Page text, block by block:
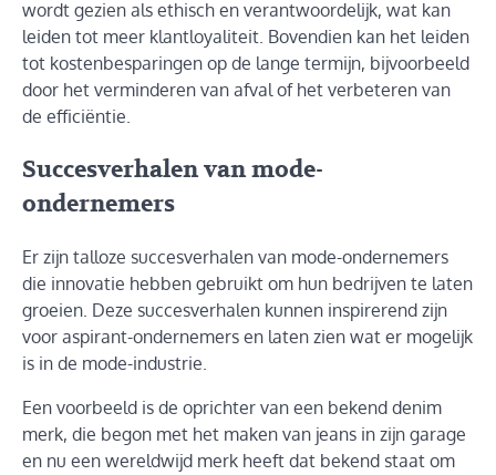
wordt gezien als ethisch en verantwoordelijk, wat kan
leiden tot meer klantloyaliteit. Bovendien kan het leiden
tot kostenbesparingen op de lange termijn, bijvoorbeeld
door het verminderen van afval of het verbeteren van
de efficiëntie.
Succesverhalen van mode-
ondernemers
Er zijn talloze succesverhalen van mode-ondernemers
die innovatie hebben gebruikt om hun bedrijven te laten
groeien. Deze succesverhalen kunnen inspirerend zijn
voor aspirant-ondernemers en laten zien wat er mogelijk
is in de mode-industrie.
Een voorbeeld is de oprichter van een bekend denim
merk, die begon met het maken van jeans in zijn garage
en nu een wereldwijd merk heeft dat bekend staat om